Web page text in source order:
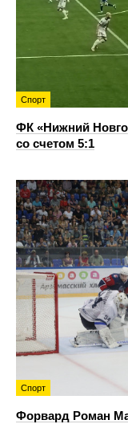
Спорт
ФК «Нижний
со счетом 5:1
Спорт
Форвард Роман